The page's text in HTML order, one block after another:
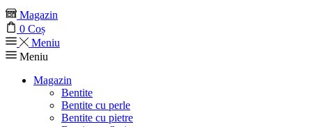
Magazin
0 Coș
Meniu
Meniu
Magazin
Bentite
Bentite cu perle
Bentite cu pietre